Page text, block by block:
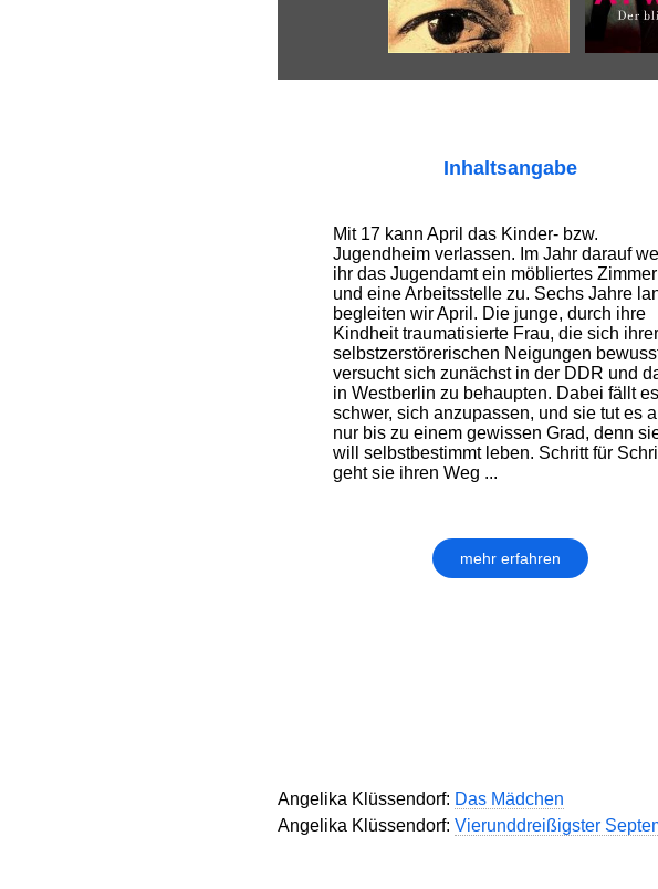
Inhaltsangabe
Mit 17 kann April das Kinder- bzw.
Jugendheim verlassen. Im Jahr darauf
ihr das Jugendamt ein möbliertes Zimmer
und eine Arbeitsstelle zu. Sechs Jahre
begleiten wir April. Die junge, durch ihre
Kindheit traumatisierte Frau, die sich ihrer
selbstzerstörerischen Neigungen
versucht sich zunächst in der DDR und
in Westberlin zu behaupten. Dabei fällt
schwer, sich anzupassen, und sie tut es
nur bis zu einem gewissen Grad, denn
will selbstbestimmt leben. Schritt für
geht sie ihren Weg ...
mehr erfahren
Angelika Klüssendorf: Das Mädchen
Angelika Klüssendorf: Vierunddreißigster